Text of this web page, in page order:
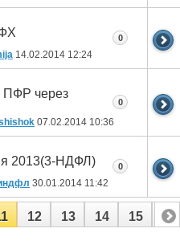
14.02.2014 12:24
0
ПФР через
07.02.2014 10:36
0
2013(3-НДФЛ)
30.01.2014 11:42
0
12 13 14 15 16